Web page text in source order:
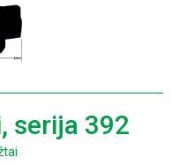
serija 392